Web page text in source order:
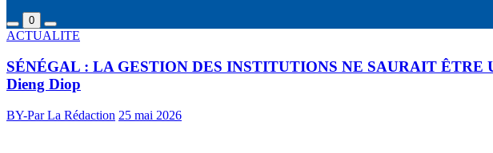
0
ACTUALITE
SÉNÉGAL : LA GESTION DES INSTITUTIONS NE SAURAIT
Dieng Diop
BY-Par La Rédaction 25 mai 2026